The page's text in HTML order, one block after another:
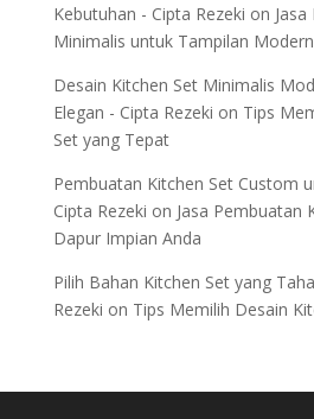
Kebutuhan - Cipta Rezeki on
Minimalis untuk Tampilan Modern
Desain Kitchen Set Minimalis
Elegan - Cipta Rezeki on Tips
Set yang Tepat
Pembuatan Kitchen Set Custom
Cipta Rezeki on Jasa Pembuatan
Dapur Impian Anda
Pilih Bahan Kitchen Set yang
Rezeki on Tips Memilih Desain